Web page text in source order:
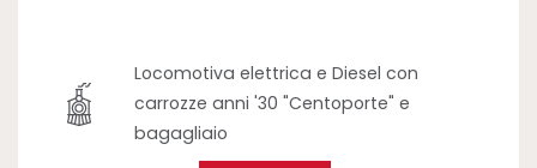
Locomotiva elettrica e Diesel con
carrozze anni '30 "Centoporte" e
bagagliaio